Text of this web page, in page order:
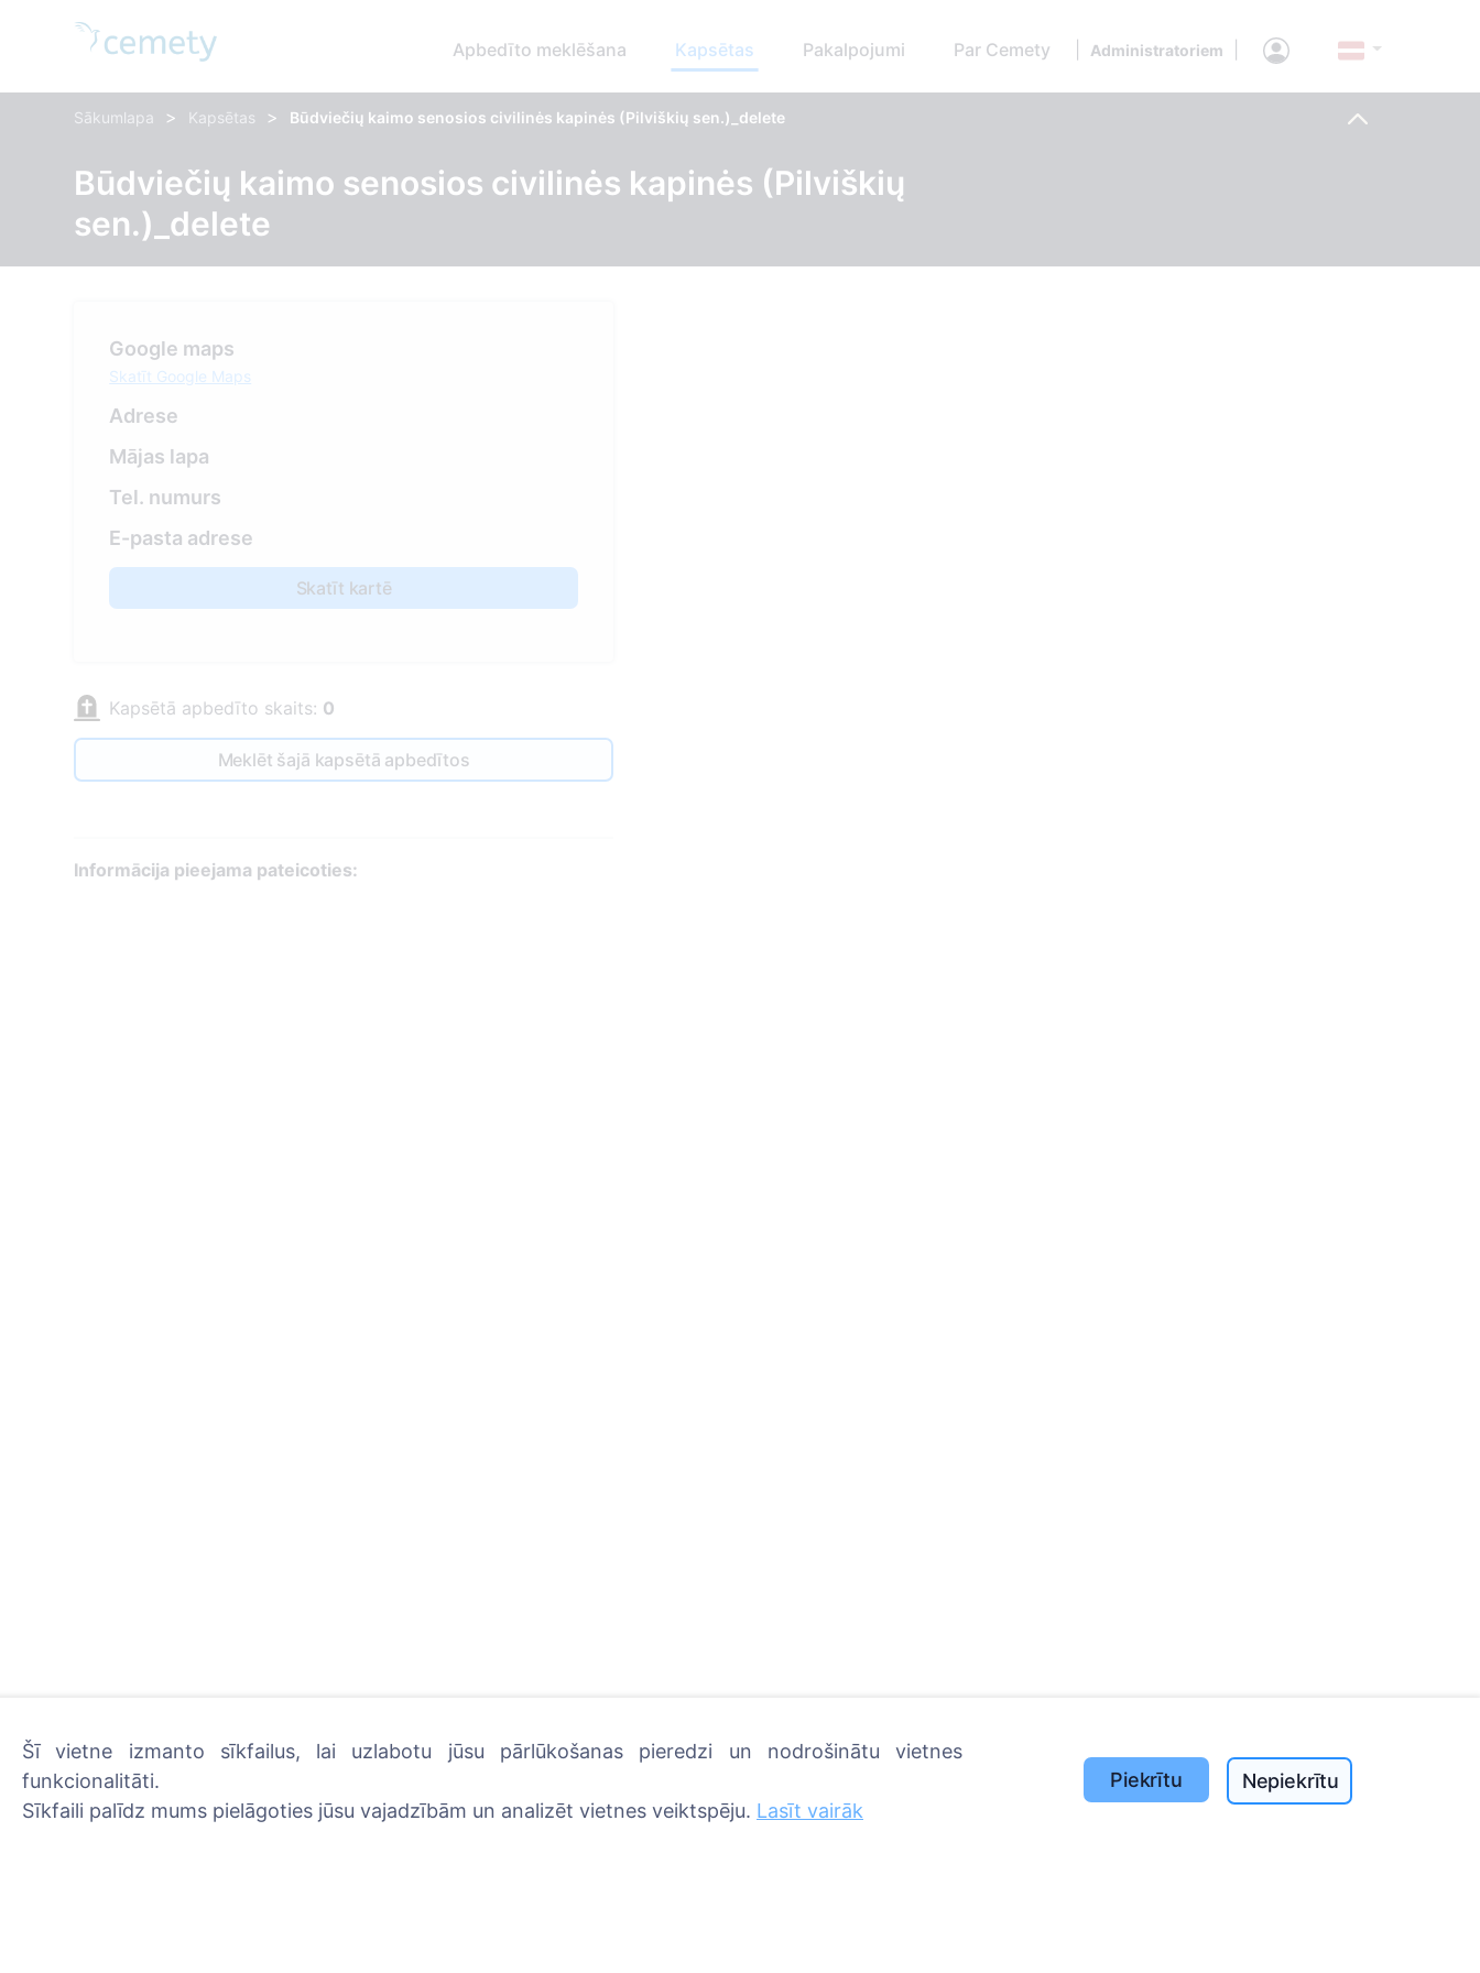
Apbedīto meklēšana Kapsētas Pakalpojumi Par Cemety Administratoriem
Sākumlapa > Kapsētas > Būdviečių kaimo senosios civilinės kapinės (Pilviškių sen.)_delete
Būdviečių kaimo senosios civilinės kapinės (Pilviškių
sen.)_delete
Google maps
Skatīt Google Maps
Adrese
Mājas lapa
Tel. numurs
E-pasta adrese
Skatīt kartē
Kapsētā apbedīto skaits: 0
Meklēt šajā kapsētā apbedītos
Informācija pieejama pateicoties:
Iededziet digitālo sveci - iestādiet koku!
Iestādītie koki
Šī vietne izmanto sīkfailus, lai uzlabotu jūsu pārlūkošanas pieredzi un nodrošinātu vietnes
funkcionalitāti.
Sīkfaili palīdz mums pielāgoties jūsu vajadzībām un analizēt vietnes veiktspēju. Lasīt vairāk
Piekrītu Nepiekrītu